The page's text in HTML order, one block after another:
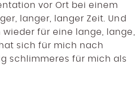
vor Ort bei einem
langer, langer Zeit. Und
für eine lange, lange,
sich für mich nach
schlimmeres für mich als